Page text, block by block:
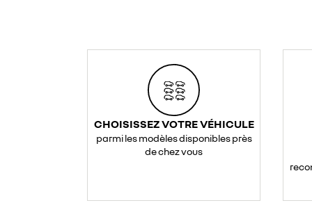
CHOISISSEZ VOTRE VÉHICULE
parmi les modèles disponibles près
de chez vous